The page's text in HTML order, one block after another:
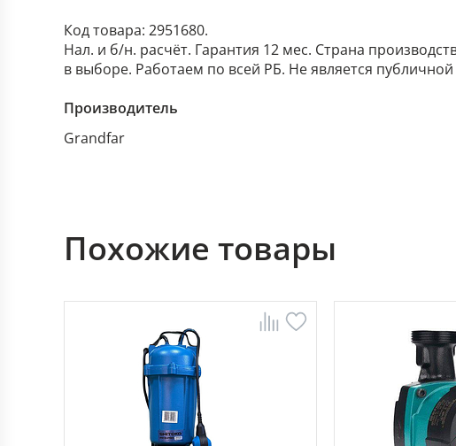
Код товара: 2951680.
Нал. и б/н. расчёт. Гарантия 12 мес. Страна
в выборе. Работаем по всей РБ. Не является
Производитель
Grandfar
Похожие товары